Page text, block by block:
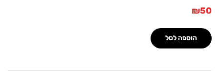
₪
הוספה לסל